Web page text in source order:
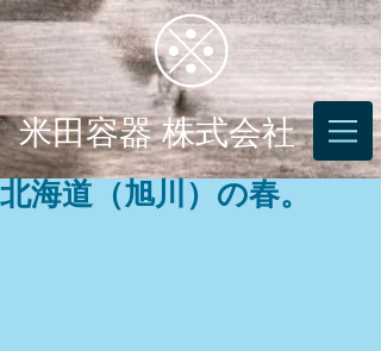
米田容器 株式会社
北海道（旭川）の春。